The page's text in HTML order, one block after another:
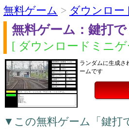
無料ゲーム > ダウンロー
無料ゲーム：鍵打で
[ ダウンロードミニ
ランダムに生成さ
ームです
▼この無料ゲーム「鍵打